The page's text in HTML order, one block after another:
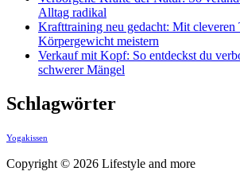
Alltag radikal
Krafttraining neu gedacht: Mit cleveren
Körpergewicht meistern
Verkauf mit Kopf: So entdeckst du
schwerer Mängel
Schlagwörter
Yogakissen
Copyright © 2026 Lifestyle and more